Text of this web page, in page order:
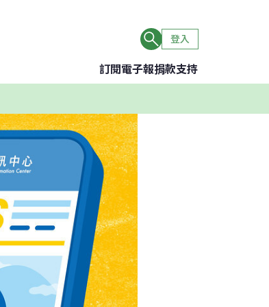
登入
訂閱電子報捐款支持